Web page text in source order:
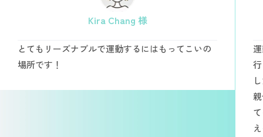
Kira Chang 様
とてもリーズナブルで運動するにはもってこいの
場所です！